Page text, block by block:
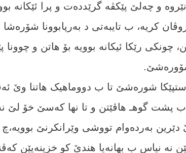
کریە، ب تایبەتی د بەرپابوونا
چونکی رێکا ئیکانە بوویە بۆ ھاتن و
شورەشێ تا ب دووماھیک ھاتنا وێ
ب پشت گوھـ ھاڤێتن و تا نھا کەسێ خۆ لێ
دێرین بەردەوام تووشی وێرانکرنێ
نە نیاس ب بھانەیا ھندێ کو خزینەیێن